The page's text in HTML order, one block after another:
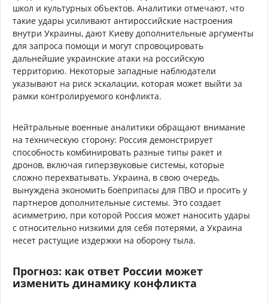
школ и культурных объектов. Аналитики отмечают, что
такие удары усиливают антироссийские настроения
внутри Украины, дают Киеву дополнительные аргументы
для запроса помощи и могут спровоцировать
дальнейшие украинские атаки на российскую
территорию. Некоторые западные наблюдатели
указывают на риск эскалации, которая может выйти за
рамки контролируемого конфликта.
Нейтральные военные аналитики обращают внимание
на техническую сторону: Россия демонстрирует
способность комбинировать разные типы ракет и
дронов, включая гиперзвуковые системы, которые
сложно перехватывать. Украина, в свою очередь,
вынуждена экономить боеприпасы для ПВО и просить у
партнеров дополнительные системы. Это создает
асимметрию, при которой Россия может наносить удары
с относительно низкими для себя потерями, а Украина
несет растущие издержки на оборону тыла.
Прогноз: как ответ России может
изменить динамику конфликта